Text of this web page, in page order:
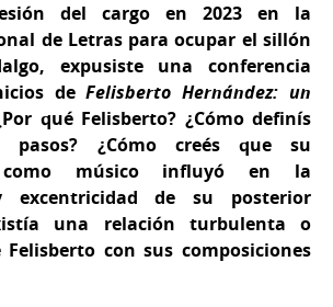
del cargo en 2023 en la
de Letras para ocupar el sillón
expusiste una conferencia
deFelisberto Hernández: un
qué Felisberto? ¿Cómo definís
pasos? ¿Cómo creés que su
como músico influyó en la
excentricidad de su posterior
una relación turbulenta o
con sus composiciones